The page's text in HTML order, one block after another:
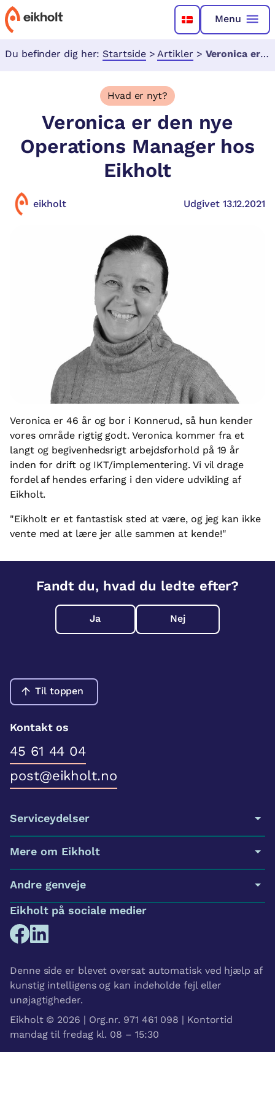
Menu
Du befinder dig her: Startside > Artikler > Veronica er den nye Operations Manager hos Eikholt
Hvad er nyt?
Veronica er den nye
Operations Manager hos
Eikholt
eikholt Udgivet 13.12.2021
Veronica er 46 år og bor i Konnerud, så hun kender
vores område rigtig godt. Veronica kommer fra et
langt og begivenhedsrigt arbejdsforhold på 19 år
inden for drift og IKT/implementering. Vi vil drage
fordel af hendes erfaring i den videre udvikling af
Eikholt.
"Eikholt er et fantastisk sted at være, og jeg kan ikke
vente med at lære jer alle sammen at kende!"
Fandt du, hvad du ledte efter?
Ja Nej
Til toppen
Kontakt os
45 61 44 04
post@eikholt.no
Serviceydelser
Mere om Eikholt
Andre genveje
Eikholt på sociale medier
Denne side er blevet oversat automatisk ved hjælp af
kunstig intelligens og kan indeholde fejl eller
unøjagtigheder.
Eikholt © 2026 | Org.nr. 971 461 098 | Kontortid
mandag til fredag kl. 08 – 15:30